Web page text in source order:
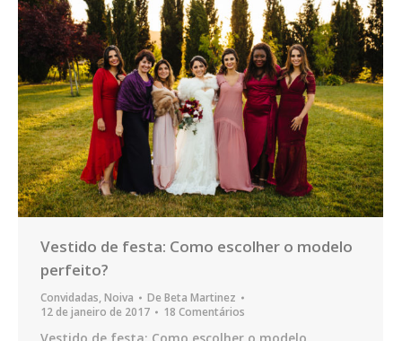
Vestido de festa: Como escolher o modelo
perfeito?
Convidadas,Noiva De Beta Martinez
12 de janeiro de 2017
18 Comentários